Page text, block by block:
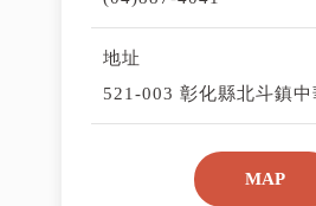
地址
521-003 彰化縣北斗鎮中
MAP